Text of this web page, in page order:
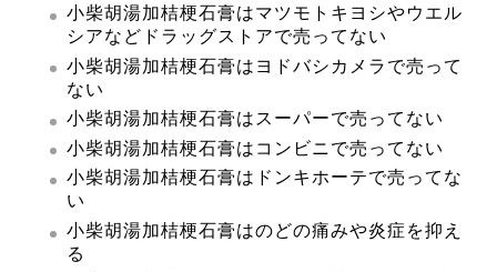
小柴胡湯加桔梗石膏はマツモトキヨシやウエル
シアなどドラッグストアで売ってない
小柴胡湯加桔梗石膏はヨドバシカメラで売って
ない
小柴胡湯加桔梗石膏はスーパーで売ってない
小柴胡湯加桔梗石膏はコンビニで売ってない
小柴胡湯加桔梗石膏はドンキホーテで売ってな
い
小柴胡湯加桔梗石膏はのどの痛みや炎症を抑え
る